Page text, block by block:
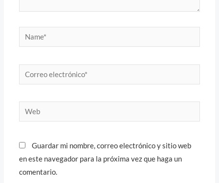
Name*
Correo
electrónico*
Web
Guardar mi nombre, correo electrónico y sitio web
en este navegador para la próxima vez que haga un
comentario.